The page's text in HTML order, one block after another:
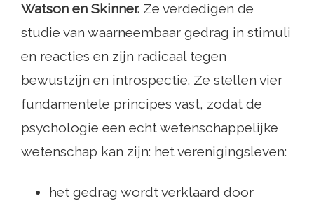
Watson en Skinner. Ze verdedigen de
studie van waarneembaar gedrag in stimuli
en reacties en zijn radicaal tegen
bewustzijn en introspectie. Ze stellen vier
fundamentele principes vast, zodat de
psychologie een echt wetenschappelijke
wetenschap kan zijn: het verenigingsleven:
het gedrag wordt verklaard door